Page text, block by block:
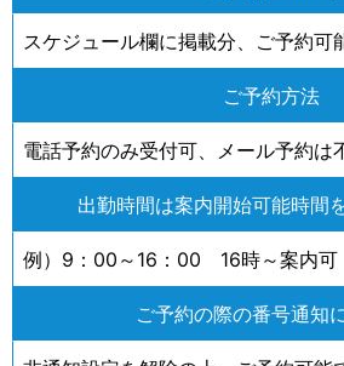
スケジュール欄に掲載分、ご予約可
ご予約方法
電話予約のみ受付可、メール予約は
出勤時間は案内開始可能時間
例）9：00～16：00 16時～案内可
ご予約の際の番号通知